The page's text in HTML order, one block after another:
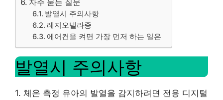
자주 묻는 질문
발열시 주의사항
레지오넬라증
에어컨을 켜면 가장 먼저 하는 일은
발열시 주의사항
1. 체온 측정 유아의 발열을 감지하려면 전용 디지털